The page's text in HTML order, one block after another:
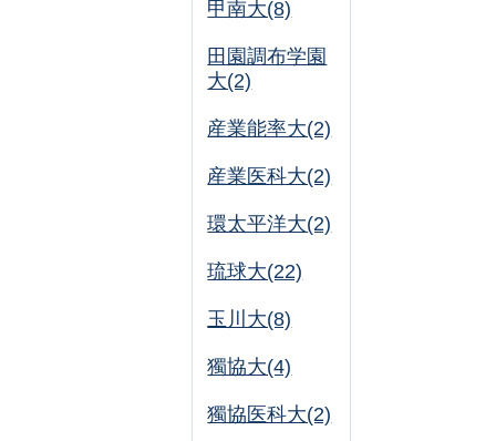
甲南大(8)
田園調布学園
大(2)
産業能率大(2)
産業医科大(2)
環太平洋大(2)
琉球大(22)
玉川大(8)
獨協大(4)
獨協医科大(2)